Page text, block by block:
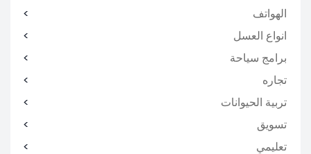
الهواتف
انواع العسل
برامج سياحة
تجاره
تربية الحيوانات
تسويق
تعليمي